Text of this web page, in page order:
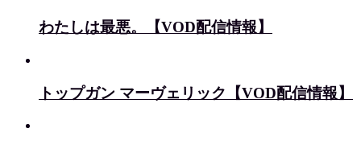
わたしは最悪。【VOD配信情報】
トップガン マーヴェリック【VOD配信情報】